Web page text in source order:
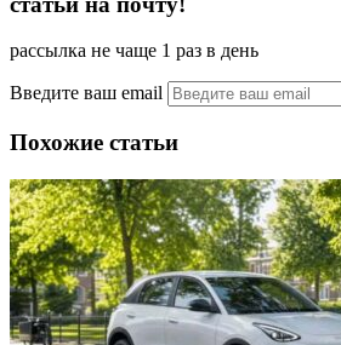
рассылка не чаще 1 раз в день
Введите ваш email
Похожие статьи